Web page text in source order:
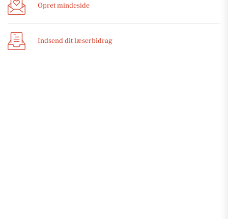
Opret mindeside
Indsend dit læserbidrag